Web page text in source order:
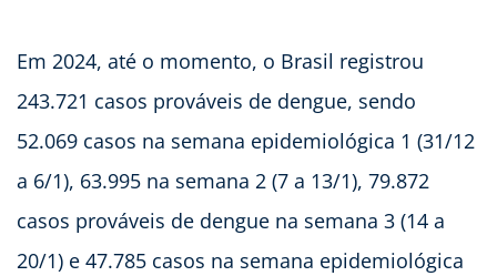
Em 2024, até o momento, o Brasil registrou
243.721 casos prováveis de dengue, sendo
52.069 casos na semana epidemiológica 1 (31/12
a 6/1), 63.995 na semana 2 (7 a 13/1), 79.872
casos prováveis de dengue na semana 3 (14 a
20/1) e 47.785 casos na semana epidemiológica